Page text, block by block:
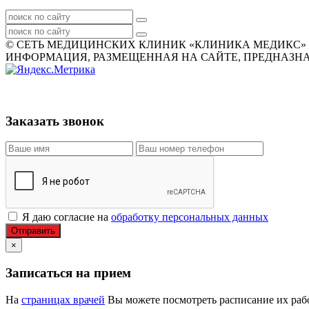
© СЕТЬ МЕДИЦИНСКИХ КЛИНИК «КЛИНИКА МЕДИКС»
ИНФОРМАЦИЯ, РАЗМЕЩЕННАЯ НА САЙТЕ,
Заказать звонок
Я даю согласие на обработку персональных данных
Отправить
×
Записаться на прием
На страницах врачей Вы можете посмотреть расписание их